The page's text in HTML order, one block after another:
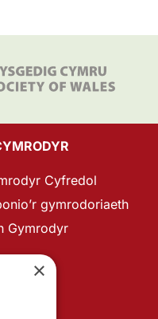
Cyfredol
gymrodoriaeth
Gymrodyr
×